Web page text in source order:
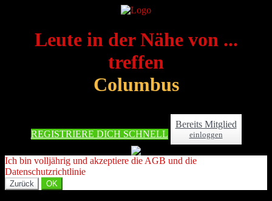
Leute in der Nähe von ...
treffen
Columbus
REGISTRIERE DICH SCHNELL
Bereits Mitglied
einloggen
Ich bin volljährig und akzeptiere die AGB und die
Datenschutzrichtlinie
Zurück OK